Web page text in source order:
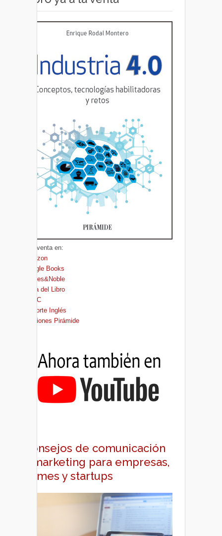
A la venta en:
Amazon
Google Books
Barnes&Noble
Casa del Libro
FNAC
El Corte Inglés
Ediciones Pirámide
Consejos de comunicación
y marketing para empresas,
pymes y startups